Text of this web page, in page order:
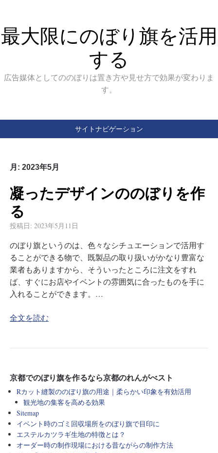
最大限にのぼり旗を活用
する
広告媒体としてののぼりは置き方や見せ方で効果が変わりま
す。
サイトナビゲーション
月: 2023年5月
凝ったデザインののぼりを作
る
投稿日: 2023年5月11日
のぼり旗というのは、色々なシチュエーションで活用す
ることができる物で、既製品の取り扱いがかなり豊富な
業者もありますから、そういったところに注文をすれ
ば、すぐにお店やイベントの雰囲気に合ったものを手に
入れることができます。…
全文を読む
京都でのぼり旗を作るなら京都のれんがべスト
Rカット縫製ののぼり旗の用途｜柔らかい印象を有効活用
観光地の集客を高める効果
Sitemap
イベント時のゴミ回収場所をのぼり旗で目印に
エステルカツラギ生地の特徴とは？
オーダー時の制作現場における昔ながらの制作方法